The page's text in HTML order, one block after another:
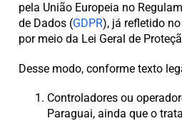
pela União Europeia no
de Dados (GDPR), já refletido
por meio da Lei Geral de
Desse modo, conforme texto
Controladores ou
Paraguai, ainda que o